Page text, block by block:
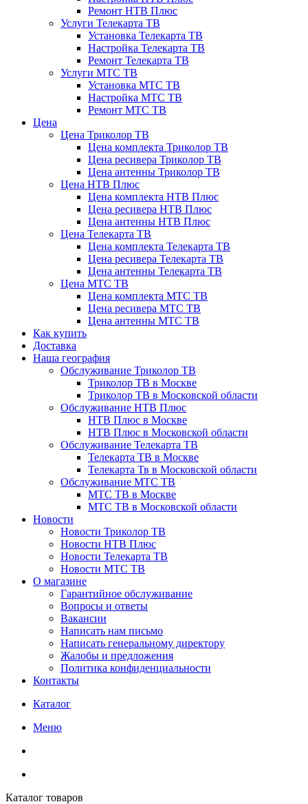
Ремонт НТВ Плюс
Услуги Телекарта ТВ
Установка Телекарта ТВ
Настройка Телекарта ТВ
Ремонт Телекарта ТВ
Услуги МТС ТВ
Установка МТС ТВ
Настройка МТС ТВ
Ремонт МТС ТВ
Цена
Цена Триколор ТВ
Цена комплекта Триколор ТВ
Цена ресивера Триколор ТВ
Цена антенны Триколор ТВ
Цена НТВ Плюс
Цена комплекта НТВ Плюс
Цена ресивера НТВ Плюс
Цена антенны НТВ Плюс
Цена Телекарта ТВ
Цена комплекта Телекарта ТВ
Цена ресивера Телекарта ТВ
Цена антенны Телекарта ТВ
Цена МТС ТВ
Цена комплекта МТС ТВ
Цена ресивера МТС ТВ
Цена антенны МТС ТВ
Как купить
Доставка
Наша география
Обслуживание Триколор ТВ
Триколор ТВ в Москве
Триколор ТВ в Московской области
Обслуживание НТВ Плюс
НТВ Плюс в Москве
НТВ Плюс в Московской области
Обслуживание Телекарта ТВ
Телекарта ТВ в Москве
Телекарта Тв в Московской области
Обслуживание МТС ТВ
МТС ТВ в Москве
МТС ТВ в Московской области
Новости
Новости Триколор ТВ
Новости НТВ Плюс
Новости Телекарта ТВ
Новости МТС ТВ
О магазине
Гарантийное обслуживание
Вопросы и ответы
Вакансии
Написать нам письмо
Написать генеральному директору
Жалобы и предложения
Политика конфиденциальности
Контакты
Каталог
Меню
Каталог товаров